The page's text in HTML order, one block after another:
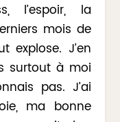
l’espoir, la
mois de
explose. J’en
surtout à moi
pas. J’ai
ma bonne